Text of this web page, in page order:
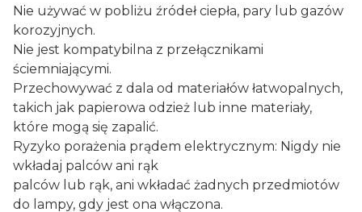
Nie używać w pobliżu źródeł ciepła, pary lub gazów
korozyjnych.
Nie jest kompatybilna z przełącznikami
ściemniającymi.
Przechowywać z dala od materiałów łatwopalnych,
takich jak papierowa odzież lub inne materiały,
które mogą się zapalić.
Ryzyko porażenia prądem elektrycznym: Nigdy nie
wkładaj palców ani rąk
palców lub rąk, ani wkładać żadnych przedmiotów
do lampy, gdy jest ona włączona.